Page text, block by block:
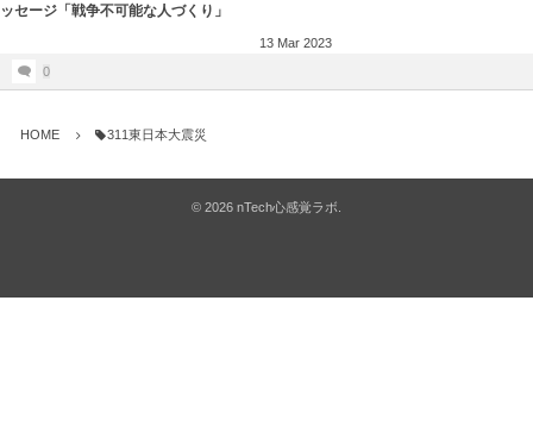
ッセージ「戦争不可能な人づくり」
13 Mar 2023
0
HOME 311東日本大震災
© 2026 nTech心感覚ラボ